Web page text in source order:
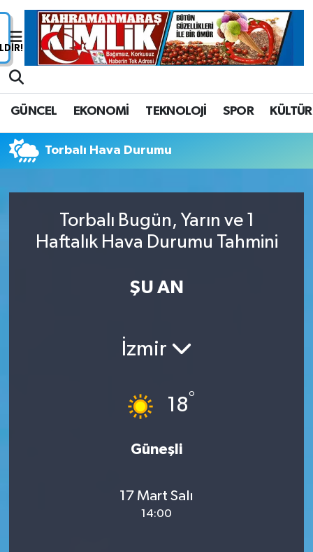
GÜNCEL EKONOMİ TEKNOLOJİ SPOR KÜLTÜR
Torbalı Hava Durumu
Torbalı Bugün, Yarın ve 1
Haftalık Hava Durumu Tahmini
ŞU AN
İzmir
18°
Güneşli
17 Mart Salı
14:00
Nöbetçi Eczaneler
Trafik Durumu
Süper Lig Puan Durumu ve Fikstür